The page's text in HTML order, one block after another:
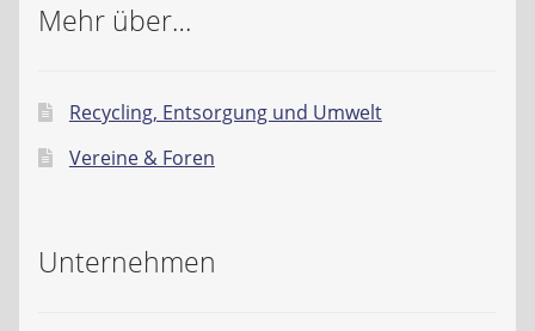
Mehr über…
Recycling, Entsorgung und Umwelt
Vereine & Foren
Unternehmen